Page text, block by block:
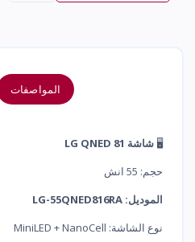
المواصفات
🖥️ شاشة LG QNED 81
حجم: 55 انش
الموديل: LG-55QNED816RA
نوع الشاشة: MiniLED + NanoCell